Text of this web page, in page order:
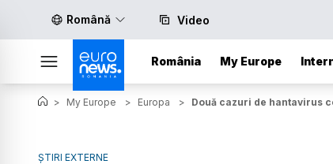
Română Video
România My Europe
> My Europe > Europa > Două cazuri de hantavirus
ȘTIRI EXTERNE